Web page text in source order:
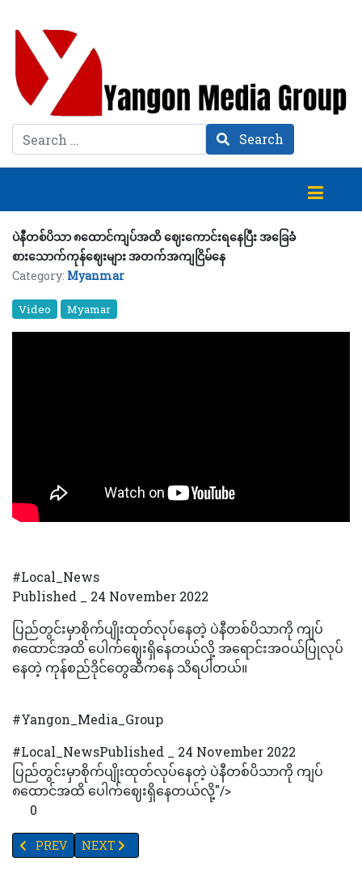
Search Search
ပဲနီတစ်ပိသာ ၈ထောင်ကျပ်အထိ ဈေးကောင်းရနေပြီး အခြေခံ
စားသောက်ကုန်ဈေးများ အတက်အကျငြိမ်နေ
Category: Myanmar
Video Myamar
#Local_News
Published _ 24 November 2022
ပြည်တွင်းမှာစိုက်ပျိုးထုတ်လုပ်နေတဲ့ ပဲနီတစ်ပိသာကို ကျပ်
၈ထောင်အထိ ပေါက်ဈေးရှိနေတယ်လို့ အရောင်းအဝယ်ပြုလုပ်
နေတဲ့ ကုန်စည်ဒိုင်တွေဆီကနေ သိရပါတယ်။
#Yangon_Media_Group
#Local_NewsPublished _ 24 November 2022
ပြည်တွင်းမှာစိုက်ပျိုးထုတ်လုပ်နေတဲ့ ပဲနီတစ်ပိသာကို ကျပ်
၈ထောင်အထိ ပေါက်ဈေးရှိနေတယ်လို့"/>
0
PREVIOUS ARTICLE: အသေးစား၊အငယ်စားနှင့် အလတ်စား စီးပွာ
PREV NEXT ARTICLE: နယ်စပ်ကုန်သွယ်ရေးတွင် ယွမ်နှင့် ဘတ်
NEXT